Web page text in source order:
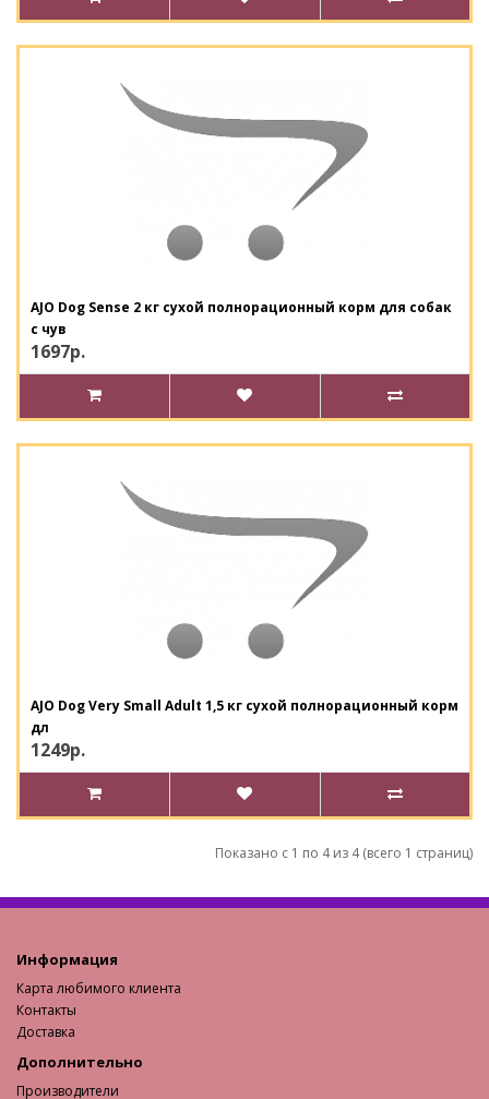
AJO Dog Sense 2 кг сухой полнорационный корм для собак
с чув
1697р.
AJO Dog Very Small Adult 1,5 кг сухой полнорационный корм
дл
1249р.
Показано с 1 по 4 из 4 (всего 1 страниц)
Информация
Карта любимого клиента
Контакты
Доставка
Дополнительно
Производители